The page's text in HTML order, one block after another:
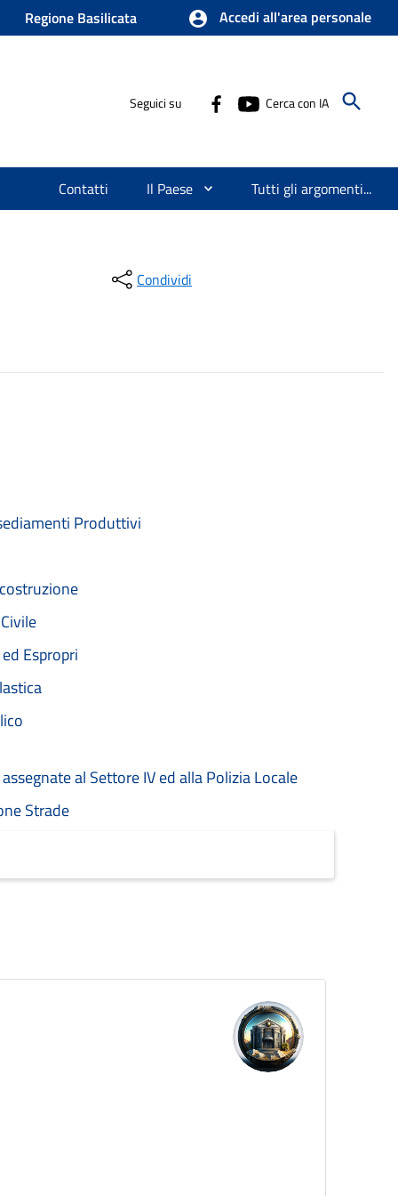
Regione Basilicata Accedi all'area personale
Seguici su Cerca con IA
Contatti Il Paese Tutti gli argomenti...
Condividi
Produttivi
Espropri
al Settore IV ed alla Polizia Locale
Strade